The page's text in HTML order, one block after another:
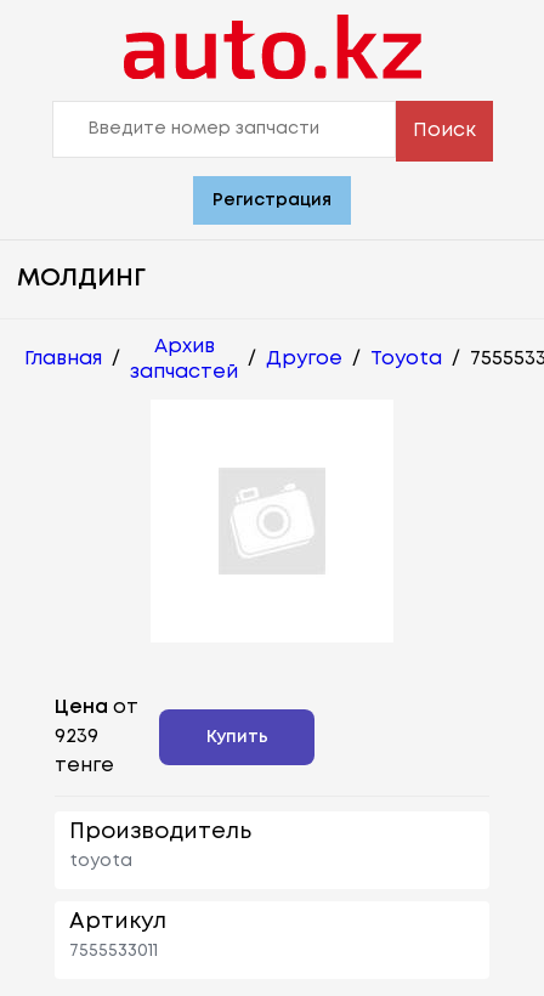
Поиск
Регистрация
МОЛДИНГ
Главная /
Архив
запчастей
/ Другое / Toyota /
Цена от
9239
тенге
Купить
Производитель
toyota
Артикул
7555533011